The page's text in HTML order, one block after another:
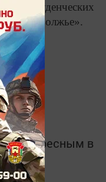
и студенческих
Приволжье».
ПФО.
интересным в